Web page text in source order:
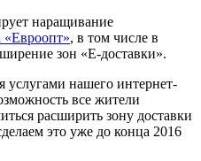
наращивание
«Евроопт», в том числе в
зон «Е-доставки».
услугами нашего интернет-
все жители
расширить зону доставки
это уже до конца 2016